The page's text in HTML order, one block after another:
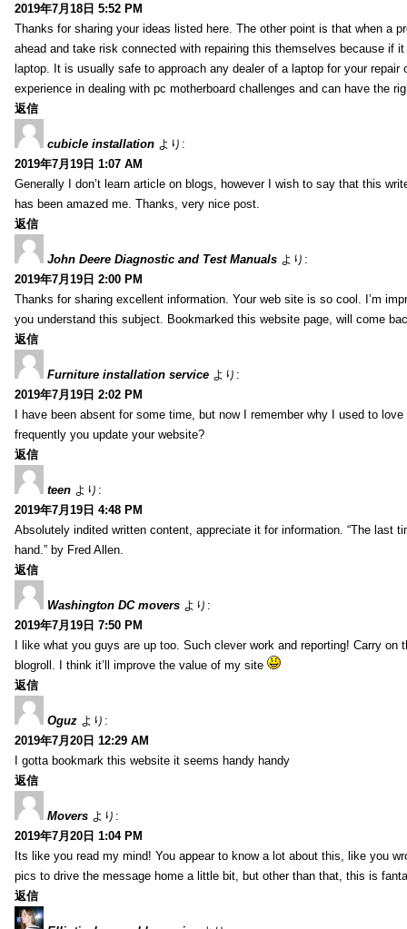
2019年7月18日 5:52 PM
Thanks for sharing your ideas listed here. The other point is that when a
ahead and take risk connected with repairing this themselves because if
laptop. It is usually safe to approach any dealer of a laptop for your
experience in dealing with pc motherboard challenges and can have the
返信
cubicle installation より:
2019年7月19日 1:07 AM
Generally I don’t learn article on blogs, however I wish to say that this
has been amazed me. Thanks, very nice post.
返信
John Deere Diagnostic and Test Manuals より:
2019年7月19日 2:00 PM
Thanks for sharing excellent information. Your web site is so cool. I’m
you understand this subject. Bookmarked this website page, will come
返信
Furniture installation service より:
2019年7月19日 2:02 PM
I have been absent for some time, but now I remember why I used to
frequently you update your website?
返信
teen より:
2019年7月19日 4:48 PM
Absolutely indited written content, appreciate it for information. “The last
hand.” by Fred Allen.
返信
Washington DC movers より:
2019年7月19日 7:50 PM
I like what you guys are up too. Such clever work and reporting! Carry
blogroll. I think it’ll improve the value of my site
返信
Oguz より:
2019年7月20日 12:29 AM
I gotta bookmark this website it seems handy handy
返信
Movers より:
2019年7月20日 1:04 PM
Its like you read my mind! You appear to know a lot about this, like you
pics to drive the message home a little bit, but other than that, this is
返信